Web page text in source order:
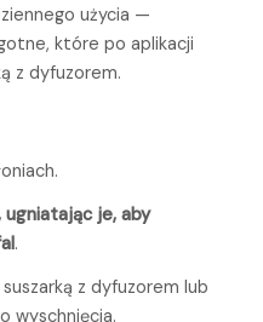
użycia —
które po aplikacji
z dyfuzorem.
ugniatając je, aby
.
z dyfuzorem lub
wyschnięcia.